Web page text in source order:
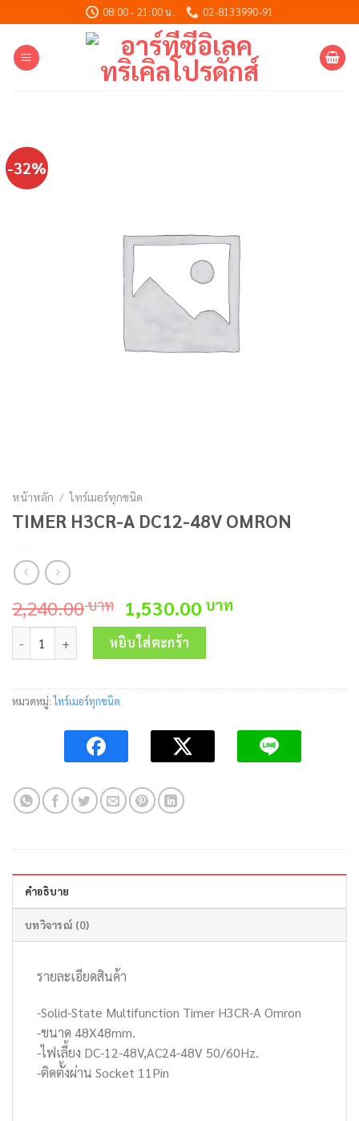
to
content
08:00 - 21:00 น. 02-8133990-91
-32%
หน้าหลัก / ไทร์เมอร์ทุกชนิด
TIMER H3CR-A DC12-48V OMRON
2,240.00บาท Original
price
was:
2,240.00 บาท.
1,530.00 บาท
จำนวน TIMER H3CR-A DC12-48V OMRON ชิ้น
หยิบใส่ตะกร้า
หมวดหมู่:ไทร์เมอร์ทุกชนิด
คำอธิบาย
บทวิจารณ์ (0)
รายละเอียดสินค้า
-Solid-State Multifunction Timer H3CR-A Omron
-ขนาด 48X48mm.
-ไฟเลี้ยง DC-12-48V,AC24-48V 50/60Hz.
-ติดตั้งผ่าน Socket 11Pin